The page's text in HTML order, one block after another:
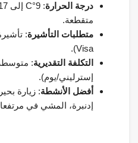
درجة الحرارة
متقطعة.
متطلبات التأشيرة
Visa).
التكلفة التقديرية
إسترليني/يوم).
أفضل الأنشطة: زيارة
إدنبرة، المشي في